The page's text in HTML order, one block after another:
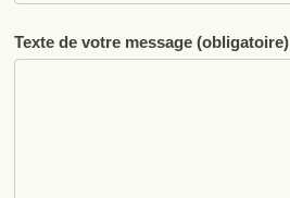
Texte de votre message (obligatoire)